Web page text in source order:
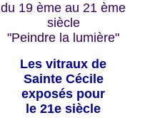
du 19 ème au 21 ème
siècle
"Peindre la lumière"
Les vitraux de
Sainte Cécile
exposés pour
le 21e siècle